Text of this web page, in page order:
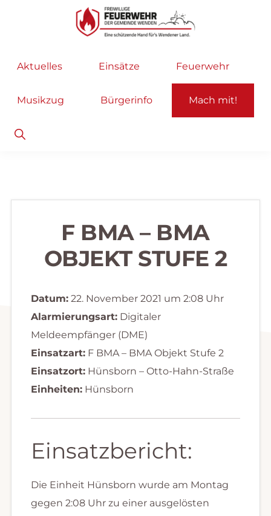
Hauptnavigation
Feuerwehr
helfen
selbstverständlich!
Aktuelles Einsätze Feuerwehr
Musikzug Bürgerinfo Mach mit!
Show
Search
F BMA – BMA
OBJEKT STUFE 2
Datum:22. November 2021 um 2:08 Uhr
Alarmierungsart:Digitaler
Meldeempfänger (DME)
Einsatzart:F BMA – BMA Objekt Stufe 2
Einsatzort:Hünsborn – Otto-Hahn-Straße
Einheiten:Hünsborn
Einsatzbericht:
Die Einheit Hünsborn wurde am Montag
gegen 2:08 Uhr zu einer ausgelösten